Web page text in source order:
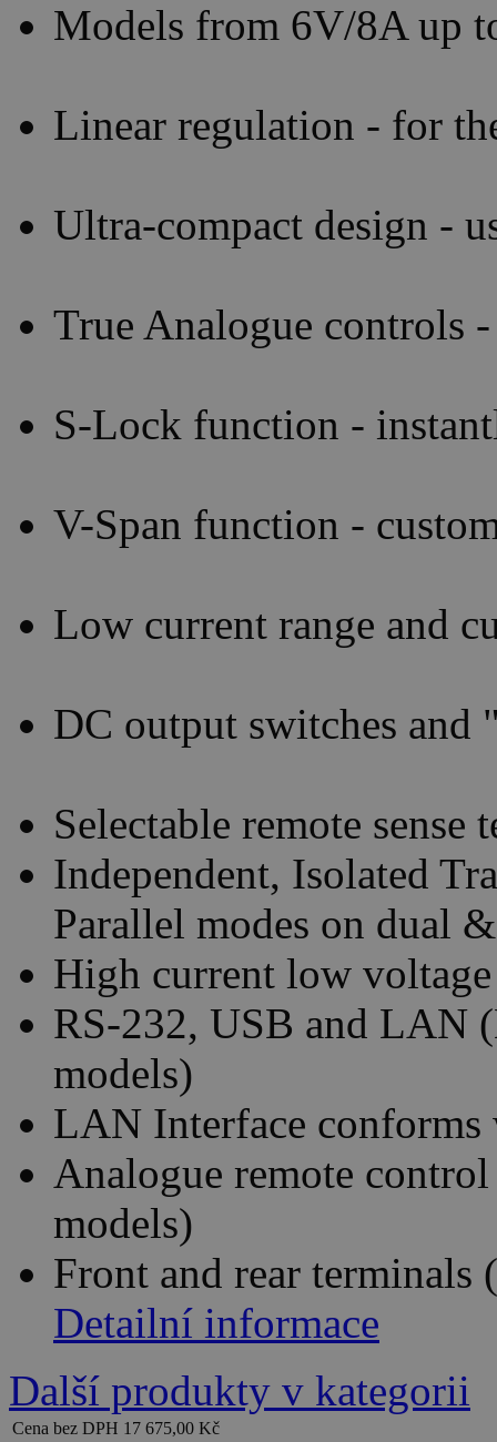
Models from 6V/8A up
Linear regulation - for
Ultra-compact design -
True Analogue controls
S-Lock function -
V-Span function -
Low current range and
DC output switches
Selectable remote sense
Independent, Isolated
Parallel modes on dual
High current low
RS-232, USB and LAN
models)
LAN Interface
Analogue remote
models)
Front and rear terminals
Detailní informace
Další produkty v kategorii
Cena bez DPH 17 675,00 Kč